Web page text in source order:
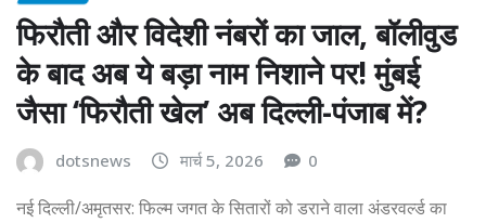
फिरौती और विदेशी नंबरों का जाल, बॉलीवुड
के बाद अब ये बड़ा नाम निशाने पर! मुंबई
जैसा ‘फिरौती खेल’ अब दिल्ली-पंजाब में?
dotsnews मार्च 5, 2026 0
नई दिल्ली/अमृतसर: फिल्म जगत के सितारों को डराने वाला अंडरवर्ल्ड का